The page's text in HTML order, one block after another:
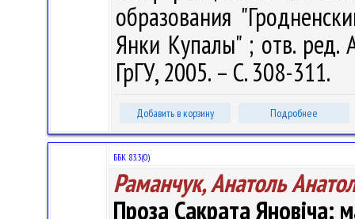
образования
Янки Купалы" ; отв. ред.
ГрГУ, 2005. – С. 308-311.
Добавить в корзину Подробнее
ББК 83.3(0)
Раманчук, Анатоль
Проза Сакрата Яновіча: